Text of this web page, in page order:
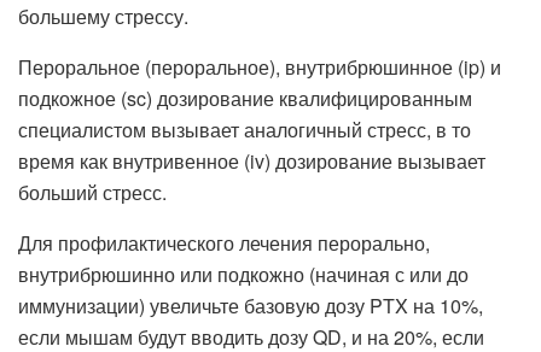
большему стрессу.
Пероральное (пероральное), внутрибрюшинное (ip) и
подкожное (sc) дозирование квалифицированным
специалистом вызывает аналогичный стресс, в то
время как внутривенное (iv) дозирование вызывает
больший стресс.
Для профилактического лечения перорально,
внутрибрюшинно или подкожно (начиная с или до
иммунизации) увеличьте базовую дозу PTX на 10%,
если мышам будут вводить дозу QD, и на 20%, если